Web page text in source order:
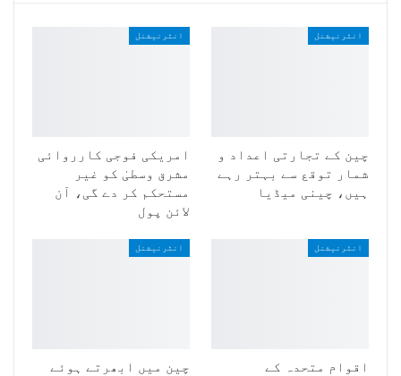
انٹرنیشنل
چین کے تجارتی اعداد و
شمار توقع سے بہتر رہے
ہیں، چینی میڈیا
انٹرنیشنل
امریکی فوجی کارروائی
مشرق وسطیٰ کو غیر
مستحکم کر دے گی، آن
لائن پول
انٹرنیشنل
اقوام متحدہ کے
انٹرنیشنل
چین میں ابھرتے ہوئے